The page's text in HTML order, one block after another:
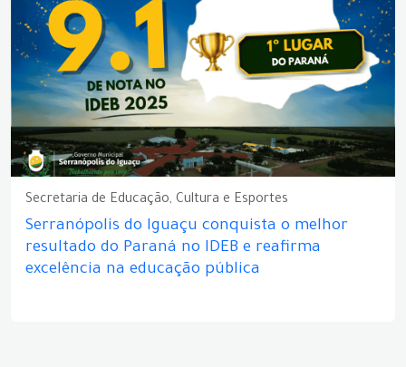
Secretaria de Educação, Cultura e Esportes
Serranópolis do Iguaçu conquista o melhor
resultado do Paraná no IDEB e reafirma
excelência na educação pública